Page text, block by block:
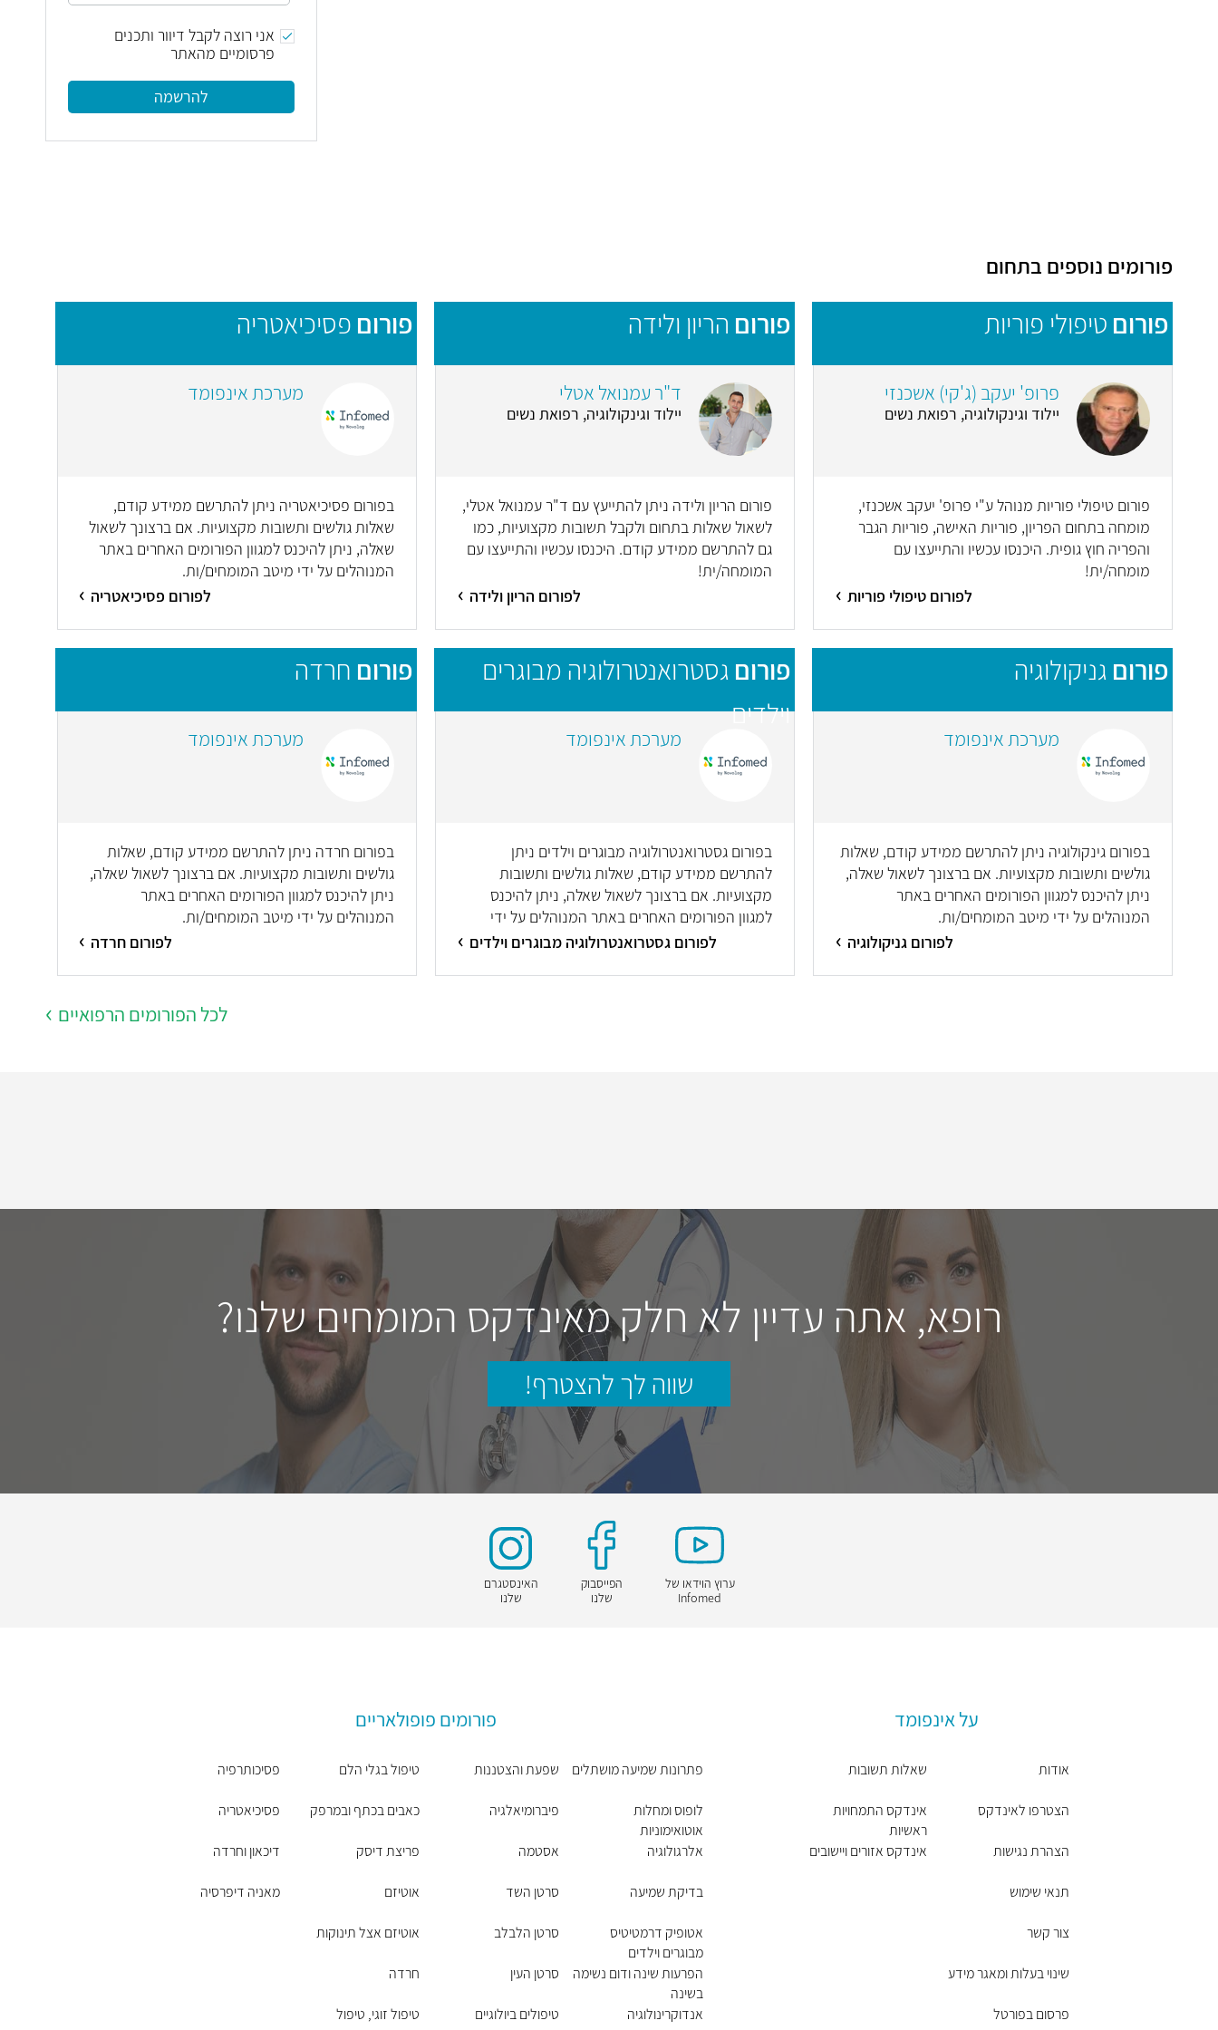
אני רוצה לקבל דיוור ותכנים
פרסומיים מהאתר
להרשמה
פורומים נוספים בתחום
פורום טיפולי פוריות
פרופ' יעקב (ג'קי) אשכנזי
יילוד וגינקולוגיה, רפואת נשים
פורום טיפולי פוריות מנוהל ע"י פרופ' יעקב אשכנזי,
מומחה בתחום הפריון, פוריות האישה, פוריות הגבר
והפריה חוץ גופית. היכנסו עכשיו והתייעצו עם
מומחה/ית!
לפורום טיפולי פוריות
פורום הריון ולידה
ד"ר עמנואל אטלי
יילוד וגינקולוגיה, רפואת נשים
פורום הריון ולידה ניתן להתייעץ עם ד"ר עמנואל אטלי,
לשאול שאלות בתחום ולקבל תשובות מקצועיות, כמו
גם להתרשם ממידע קודם. היכנסו עכשיו והתייעצו עם
המומחה/ית!
לפורום הריון ולידה
פורום פסיכיאטריה
מערכת אינפומד
בפורום פסיכיאטריה ניתן להתרשם ממידע קודם,
שאלות גולשים ותשובות מקצועיות. אם ברצונך לשאול
שאלה, ניתן להיכנס למגוון הפורומים האחרים באתר
המנוהלים על ידי מיטב המומחים/ות.
לפורום פסיכיאטריה
פורום גניקולוגיה
מערכת אינפומד
בפורום גינקולוגיה ניתן להתרשם ממידע קודם, שאלות
גולשים ותשובות מקצועיות. אם ברצונך לשאול שאלה,
ניתן להיכנס למגוון הפורומים האחרים באתר
המנוהלים על ידי מיטב המומחים/ות.
לפורום גניקולוגיה
פורום גסטרואנטרולוגיה מבוגרים
וילדים
מערכת אינפומד
בפורום גסטרואנטרולוגיה מבוגרים וילדים ניתן
להתרשם ממידע קודם, שאלות גולשים ותשובות
מקצועיות. אם ברצונך לשאול שאלה, ניתן להיכנס
למגוון הפורומים האחרים באתר המנוהלים על ידי
מיטב המומחים/ות.
לפורום גסטרואנטרולוגיה מבוגרים וילדים
פורום חרדה
מערכת אינפומד
בפורום חרדה ניתן להתרשם ממידע קודם, שאלות
גולשים ותשובות מקצועיות. אם ברצונך לשאול שאלה,
ניתן להיכנס למגוון הפורומים האחרים באתר
המנוהלים על ידי מיטב המומחים/ות.
לפורום חרדה
לכל הפורומים הרפואיים
רופא, אתה עדיין לא חלק מאינדקס המומחים שלנו?
שווה לך להצטרף!
ערוץ הוידאו של
Infomed
הפייסבוק
שלנו
האינסטגרם
שלנו
על אינפומד
אודות
הצטרפו לאינדקס
הצהרת נגישות
תנאי שימוש
צור קשר
שינוי בעלות ומאגר מידע
פרסום בפורטל
שאלות תשובות
אינדקס התמחויות
ראשיות
אינדקס אזורים ויישובים
פורומים פופולאריים
פתרונות שמיעה מושתלים
לופוס ומחלות
אוטואימוניות
אלרגולוגיה
בדיקת שמיעה
אטופיק דרמטיטיס
מבוגרים וילדים
הפרעות שינה ודום נשימה
בשינה
אנדוקרינולוגיה
שפעת והצטננות
פיברומיאלגיה
אסטמה
סרטן השד
סרטן הלבלב
סרטן העין
טיפולים ביולוגיים
טיפול בגלי הלם
כאבים בכתף ובמרפק
פריצת דיסק
אוטיזם
אוטיזם אצל תינוקות
חרדה
טיפול זוגי, טיפול
פסיכותרפיה
פסיכיאטריה
דיכאון וחרדה
מאניה דיפרסיה